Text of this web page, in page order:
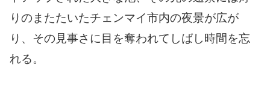
りのまたたいたチェンマイ市内の夜景が広が
り、その見事さに目を奪われてしばし時間を忘
れる。